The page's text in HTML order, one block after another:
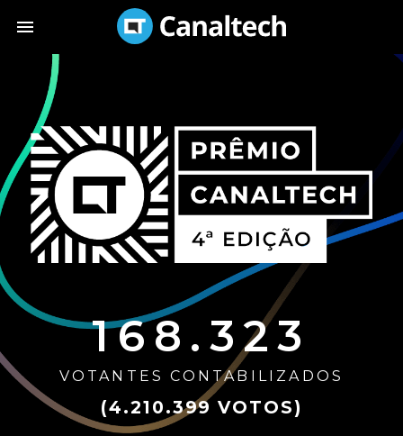
168.323
VOTANTES CONTABILIZADOS
(4.210.399 VOTOS)